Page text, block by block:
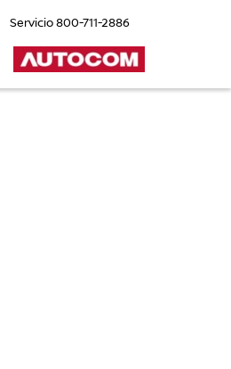
Servicio800-711-2886